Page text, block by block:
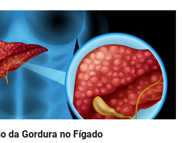
da Gordura no Fígado